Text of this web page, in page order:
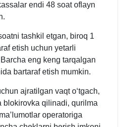
endi 48 soat oflayn
tashkil etgan, biroq 1
etish uchun yetarli
eng keng tarqalgan
bartaraf etish mumkin.
ajratilgan vaqt oʻtgach,
blokirovka qilinadi, qurilma
operatoriga